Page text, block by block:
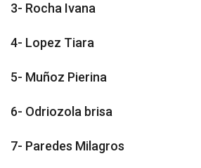
3- Rocha Ivana
4- Lopez Tiara
5- Muñoz Pierina
6- Odriozola brisa
7- Paredes Milagros